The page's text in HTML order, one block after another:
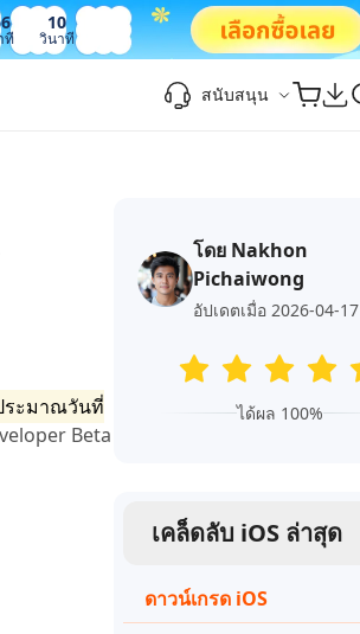
ที
11
วินาที
สนับสนุน
ติดต่อเรา
เกี่ยวกับเรา
อัพเดทการสมัครสมาชิก
แก้ไข iOS 26 ค้าง
วิธีใช้ Apple Music Automix
เคล็ดลับเพิ่
ios 26 wallpaper
ios 26 vs ios 18
เปิดโหมดนักพัฒนาบน iOS 26
เปลี่ยนภูมิภาค ios
iphone ถูกล็อคกับเจ้าของเครื่อง
จุดเด่น
วิดีโอแนะนำของ Tenorshare นำเสน
แนะนำทีละขั้นตอนที่ชัดเจนเพื่อช่วยใ
โดย Nakhon
Pichaiwong
อัปเดตเมื่อ 2026-04-17
ได้ผล 100%
เคล็ดลับ iOS ล่าสุด
ดาวน์เกรด iOS
ระมาณวันที่
Beta